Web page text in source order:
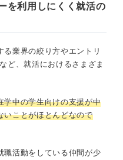
を利用しにくく就活の
業界の絞り方やエントリ
ど、就活におけるさまざま
学中の学生向けの支援が中
いことがほとんどなので
職活動をしている仲間が少